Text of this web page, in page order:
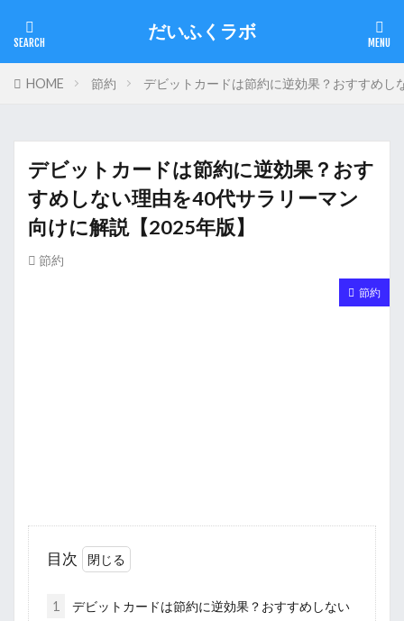
だいふくラボ
HOME 節約 デビットカードは節約に逆効果？おすすめ
デビットカードは節約に逆効果？おす
すめしない理由を40代サラリーマン
向けに解説【2025年版】
節約
節約
目次
1
デビットカードは節約に逆効果？おすすめしない